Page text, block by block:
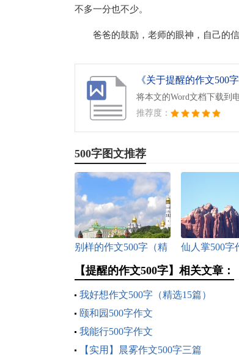
不多一分也不少。
爸爸的鼓励，老师的眼神，自己的
《关于提醒的作文500字
将本文的Word文档下载到
推荐度：
500字图文推荐
别样的作文500字（精
选15篇）
仙人掌500字
【提醒的作文500字】相关文章：
我好想作文500字（精选15篇）
颐和园500字作文
我能行500字作文
【实用】晨雾作文500字三篇